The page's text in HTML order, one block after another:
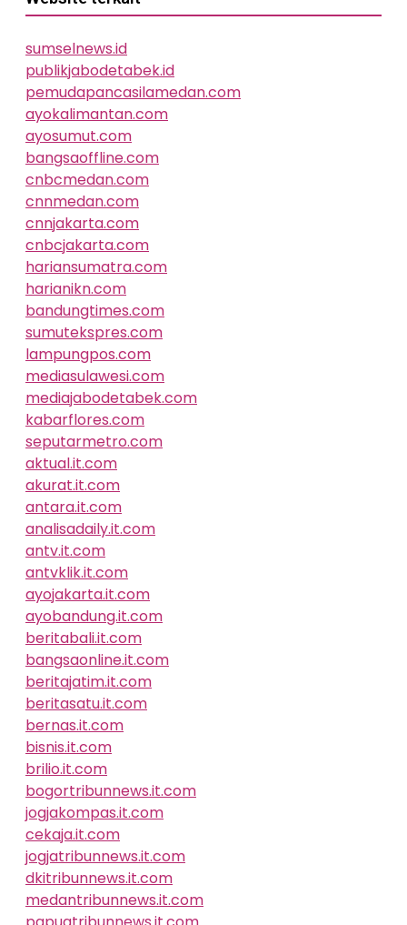
sumselnews.id
publikjabodetabek.id
pemudapancasilamedan.com
ayokalimantan.com
ayosumut.com
bangsaoffline.com
cnbcmedan.com
cnnmedan.com
cnnjakarta.com
cnbcjakarta.com
hariansumatra.com
harianikn.com
bandungtimes.com
sumutekspres.com
lampungpos.com
mediasulawesi.com
mediajabodetabek.com
kabarflores.com
seputarmetro.com
aktual.it.com
akurat.it.com
antara.it.com
analisadaily.it.com
antv.it.com
antvklik.it.com
ayojakarta.it.com
ayobandung.it.com
beritabali.it.com
bangsaonline.it.com
beritajatim.it.com
beritasatu.it.com
bernas.it.com
bisnis.it.com
brilio.it.com
bogortribunnews.it.com
jogjakompas.it.com
cekaja.it.com
jogjatribunnews.it.com
dkitribunnews.it.com
medantribunnews.it.com